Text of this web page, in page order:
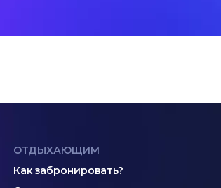
ОТДЫХАЮЩИМ
Как забронировать?